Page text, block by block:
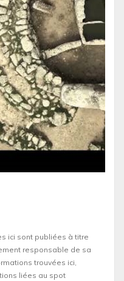
ici sont publiées à titre
responsable de sa
trouvées ici,
liées au spot